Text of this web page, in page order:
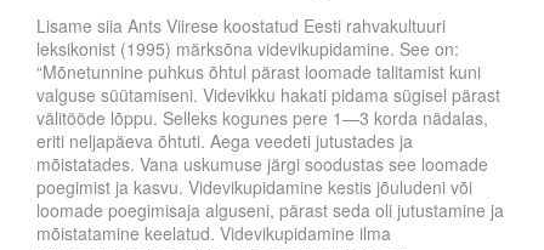
Lisame siia Ants Viirese koostatud Eesti rahvakultuuri
leksikonist (1995) märksõna videvikupidamine. See on:
“Mõnetunnine puhkus õhtul pärast loomade talitamist kuni
valguse süütamiseni. Videvikku hakati pidama sügisel pärast
välitööde lõppu. Selleks kogunes pere 1—3 korda nädalas,
eriti neljapäeva õhtuti. Aega veedeti jutustades ja
mõistatades. Vana uskumuse järgi soodustas see loomade
poegimist ja kasvu. Videvikupidamine kestis jõuludeni või
loomade poegimisaja alguseni, pärast seda oli jutustamine ja
mõistatamine keelatud. Videvikupidamine ilma